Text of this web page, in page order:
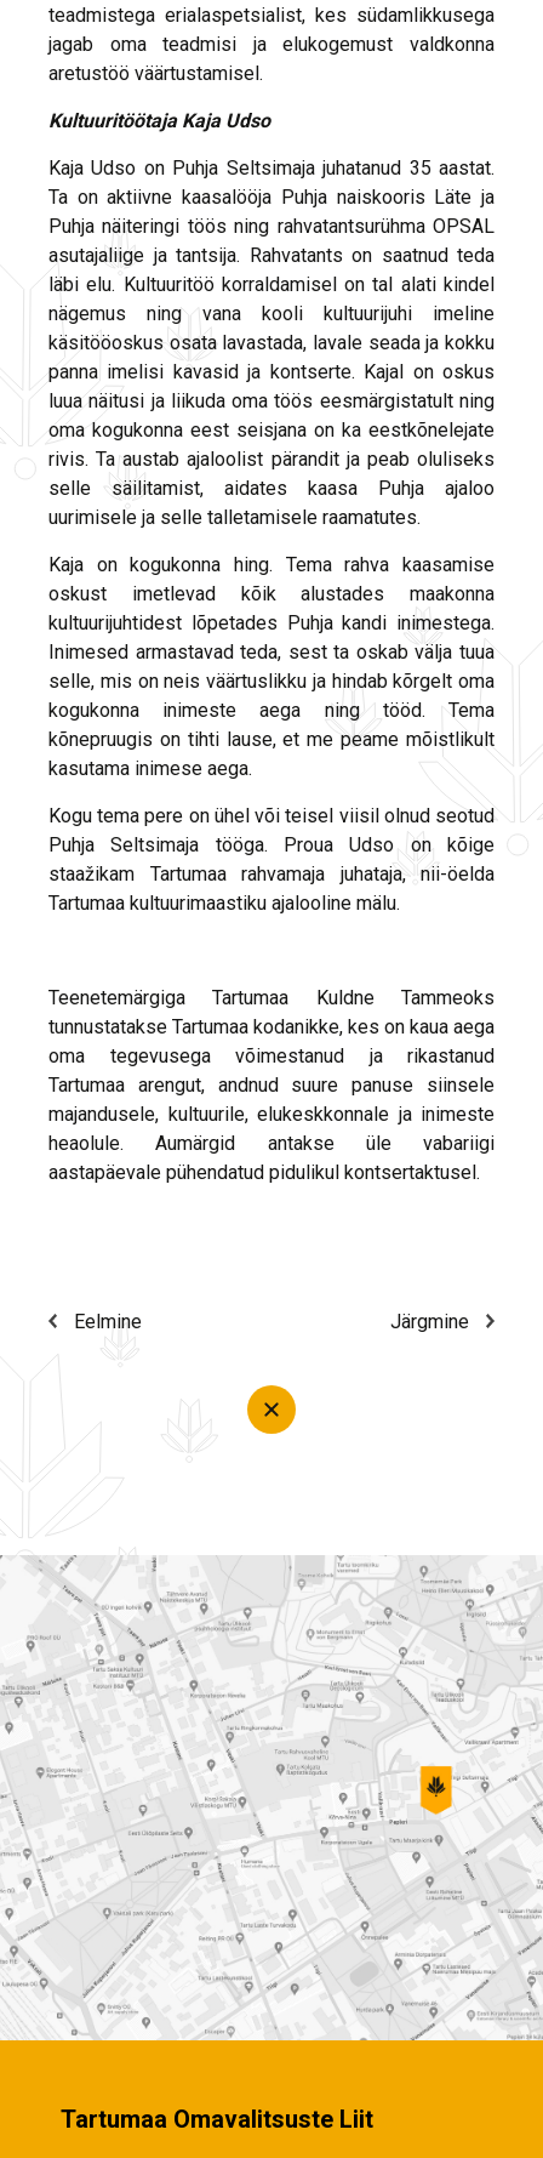
teadmistega erialaspetsialist, kes südamlikkusega
jagab oma teadmisi ja elukogemust valdkonna
aretustöö väärtustamisel.
Kultuuritöötaja Kaja Udso
Kaja Udso on Puhja Seltsimaja juhatanud 35 aastat.
Ta on aktiivne kaasalööja Puhja naiskooris Läte ja
Puhja näiteringi töös ning rahvatantsurühma OPSAL
asutajaliige ja tantsija. Rahvatants on saatnud teda
läbi elu. Kultuuritöö korraldamisel on tal alati kindel
nägemus ning vana kooli kultuurijuhi imeline
käsitööoskus osata lavastada, lavale seada ja kokku
panna imelisi kavasid ja kontserte. Kajal on oskus
luua näitusi ja liikuda oma töös eesmärgistatult ning
oma kogukonna eest seisjana on ka eestkõnelejate
rivis. Ta austab ajaloolist pärandit ja peab oluliseks
selle säilitamist, aidates kaasa Puhja ajaloo
uurimisele ja selle talletamisele raamatutes.
Kaja on kogukonna hing. Tema rahva kaasamise
oskust imetlevad kõik alustades maakonna
kultuurijuhtidest lõpetades Puhja kandi inimestega.
Inimesed armastavad teda, sest ta oskab välja tuua
selle, mis on neis väärtuslikku ja hindab kõrgelt oma
kogukonna inimeste aega ning tööd. Tema
kõnepruugis on tihti lause, et me peame mõistlikult
kasutama inimese aega.
Kogu tema pere on ühel või teisel viisil olnud seotud
Puhja Seltsimaja tööga. Proua Udso on kõige
staažikam Tartumaa rahvamaja juhataja, nii-öelda
Tartumaa kultuurimaastiku ajalooline mälu.
Teenetemärgiga Tartumaa Kuldne Tammeoks
tunnustatakse Tartumaa kodanikke, kes on kaua aega
oma tegevusega võimestanud ja rikastanud
Tartumaa arengut, andnud suure panuse siinsele
majandusele, kultuurile, elukeskkonnale ja inimeste
heaolule. Aumärgid antakse üle vabariigi
aastapäevale pühendatud pidulikul kontsertaktusel.
Eelmine Järgmine
Tartumaa Omavalitsuste Liit